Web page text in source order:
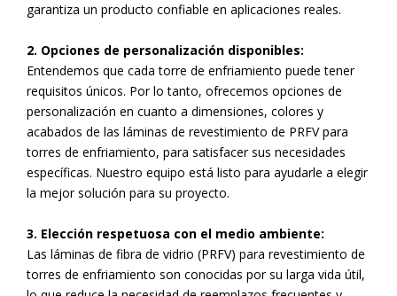
garantiza un producto confiable en aplicaciones reales.
2. Opciones de personalización disponibles:
Entendemos que cada torre de enfriamiento puede tener
requisitos únicos. Por lo tanto, ofrecemos opciones de
personalización en cuanto a dimensiones, colores y
acabados de las láminas de revestimiento de PRFV para
torres de enfriamiento, para satisfacer sus necesidades
específicas. Nuestro equipo está listo para ayudarle a elegir
la mejor solución para su proyecto.
3. Elección respetuosa con el medio ambiente:
Las láminas de fibra de vidrio (PRFV) para revestimiento de
torres de enfriamiento son conocidas por su larga vida útil,